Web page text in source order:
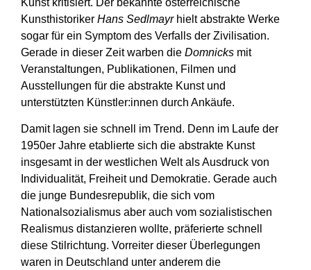
Kunst kritisiert. Der bekannte österreichische
Kunsthistoriker Hans Sedlmayrhielt abstrakte Werke
sogar für ein Symptom des Verfalls der Zivilisation.
Gerade in dieser Zeit warben die Domnicks mit
Veranstaltungen, Publikationen, Filmen und
Ausstellungen für die abstrakte Kunst und
unterstützten Künstler:innen durch Ankäufe.
Damit lagen sie schnell im Trend. Denn im Laufe der
1950er Jahre etablierte sich die abstrakte Kunst
insgesamt in der westlichen Welt als Ausdruck von
Individualität, Freiheit und Demokratie. Gerade auch
die junge Bundesrepublik, die sich vom
Nationalsozialismus aber auch vom sozialistischen
Realismus distanzieren wollte, präferierte schnell
diese Stilrichtung. Vorreiter dieser Überlegungen
waren in Deutschland unter anderem die